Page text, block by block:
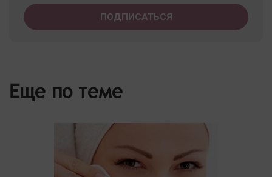
Еще по теме